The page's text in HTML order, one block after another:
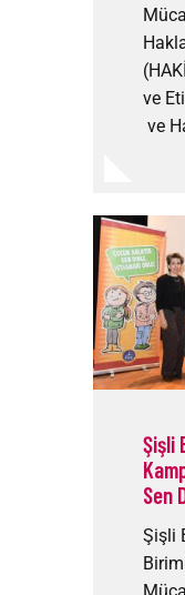
ve
ve
Şişli
Sen
Şişli